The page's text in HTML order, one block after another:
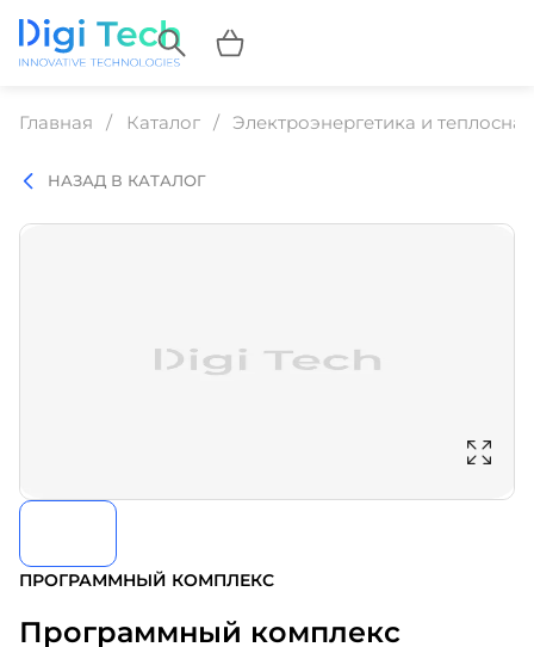
Главная Каталог Электроэнергетика и
НАЗАД В КАТАЛОГ
ПРОГРАММНЫЙ КОМПЛЕКС
Программный комплекс